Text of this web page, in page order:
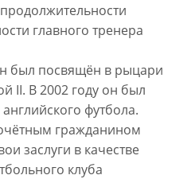
главного тренера
был посвящён в рыцари
II. В 2002 году он был
футбола.
гражданином
заслуги в качестве
клуба